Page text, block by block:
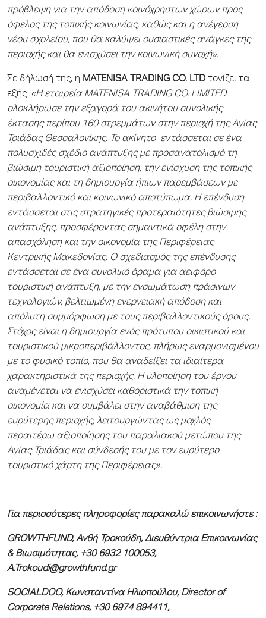
πρόβλεψη για την απόδοση κοινόχρηστων χώρων προς
όφελος της τοπικής κοινωνίας, καθώς και η ανέγερση
νέου σχολείου, που θα καλύψει ουσιαστικές ανάγκες της
περιοχής και θα ενισχύσει την κοινωνική συνοχή».
Σε δήλωσή της, η MATENISA TRADING CO. LTD τονίζει τα
εξής: «Η εταιρεία MATENISA TRADING CO. LIMITED
ολοκλήρωσε την εξαγορά του ακινήτου συνολικής
έκτασης περίπου 160 στρεμμάτων στην περιοχή της Αγίας
Τριάδας Θεσσαλονίκης. Το ακίνητο εντάσσεται σε ένα
πολυσχιδές σχέδιο ανάπτυξης με προσανατολισμό τη
βιώσιμη τουριστική αξιοποίηση, την ενίσχυση της τοπικής
οικονομίας και τη δημιουργία ήπιων παρεμβάσεων με
περιβαλλοντικό και κοινωνικό αποτύπωμα. Η επένδυση
εντάσσεται στις στρατηγικές προτεραιότητες βιώσιμης
ανάπτυξης, προσφέροντας σημαντικά οφέλη στην
απασχόληση και την οικονομία της Περιφέρειας
Κεντρικής Μακεδονίας. Ο σχεδιασμός της επένδυσης
εντάσσεται σε ένα συνολικό όραμα για αειφόρο
τουριστική ανάπτυξη, με την ενσωμάτωση πράσινων
τεχνολογιών, βελτιωμένη ενεργειακή απόδοση και
απόλυτη συμμόρφωση με τους περιβαλλοντικούς όρους.
Στόχος είναι η δημιουργία ενός πρότυπου οικιστικού και
τουριστικού μικροπεριβάλλοντος, πλήρως εναρμονισμένου
με το φυσικό τοπίο, που θα αναδείξει τα ιδιαίτερα
χαρακτηριστικά της περιοχής. Η υλοποίηση του έργου
αναμένεται να ενισχύσει καθοριστικά την τοπική
οικονομία και να συμβάλει στην αναβάθμιση της
ευρύτερης περιοχής, λειτουργώντας ως μοχλός
περαιτέρω αξιοποίησης του παραλιακού μετώπου της
Αγίας Τριάδας και σύνδεσής του με τον ευρύτερο
τουριστικό χάρτη της Περιφέρειας».
Για περισσότερες πληροφορίες παρακαλώ επικοινωνήστε :
GROWTHFUND, Ανθή Τροκούδη, Διευθύντρια Επικοινωνίας
& Βιωσιμότητας, +30 6932 100053,
ATrokoudi@growthfund.gr
SOCIALDOO, Κωνσταντίνα Ηλιοπούλου, Director of
Corporate Relations, +30 6974 894411,